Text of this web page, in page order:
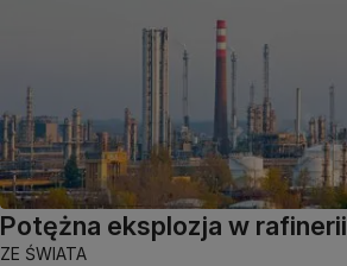
Potężna eksplozja w rafinerii
ZE ŚWIATA